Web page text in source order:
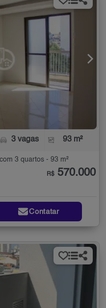
3 vagas 93 m²
3 quartos - 93 m²
R$ 570.000
Contatar